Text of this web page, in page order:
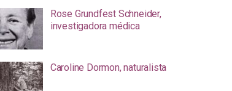
Rose Grundfest Schneider,
investigadora médica
Caroline Dormon, naturalista